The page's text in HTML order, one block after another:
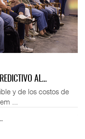
AL…
y de los costos de
...